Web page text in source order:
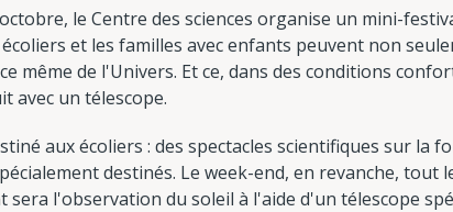
le Centre des sciences organise un mini-
et les familles avec enfants peuvent non
même de l'Univers. Et ce, dans des conditions
avec un télescope.
aux écoliers : des spectacles scientifiques sur la
destinés. Le week-end, en revanche, tout
sera l'observation du soleil à l'aide d'un télescope